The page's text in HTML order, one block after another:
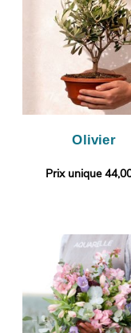
Olivier
Prix unique